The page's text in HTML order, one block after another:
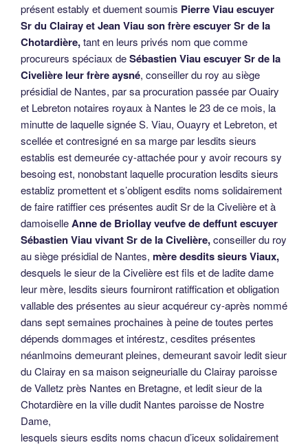
présent estably et duement soumis Pierre Viau escuyer
Sr du Clairay et Jean Viau son frère escuyer Sr de la
Chotardière,tant en leurs privés nom que comme
procureurs spéciaux deSébastien Viau escuyer Sr de la
Civelière leur frère aysné, conseiller du roy au siège
présidial de Nantes, par sa procuration passée par Ouairy
et Lebreton notaires royaux à Nantes le 23 de ce mois, la
minutte de laquelle signée S. Viau, Ouayry et Lebreton, et
scellée et contresigné en sa marge par lesdits sieurs
establis est demeurée cy-attachée pour y avoir recours sy
besoing est, nonobstant laquelle procuration lesdits sieurs
establiz promettent et s’obligent esdits noms solidairement
de faire ratiffier ces présentes audit Sr de la Civelière et à
damoiselleAnne de Briollay veufve de deffunt escuyer
Sébastien Viau vivant Sr de la Civelière,conseiller du roy
au siège présidial de Nantes, mère desdits sieurs Viaux,
desquels le sieur de la Civelière est fils et de ladite dame
leur mère, lesdits sieurs fourniront ratiffication et obligation
vallable des présentes au sieur acquéreur cy-après nommé
dans sept semaines prochaines à peine de toutes pertes
dépends dommages et intérestz, cesdites présentes
néanlmoins demeurant pleines, demeurant savoir ledit sieur
du Clairay en sa maison seigneurialle du Clairay paroisse
de Valletz près Nantes en Bretagne, et ledit sieur de la
Chotardière en la ville dudit Nantes paroisse de Nostre
Dame,
lesquels sieurs esdits noms chacun d’iceux solidairement